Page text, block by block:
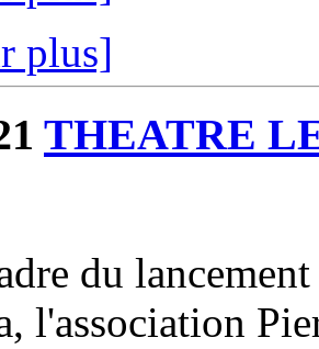
plus]
THEATRE
du
l'association